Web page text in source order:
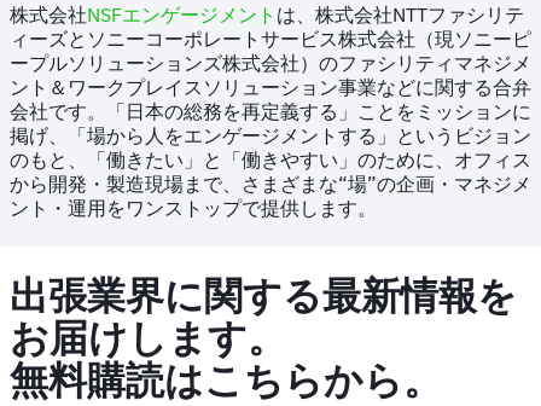
株式会社NSFエンゲージメント は、株式会社NTTファシリテ
ィーズとソニーコーポレートサービス株式会社（現ソニーピ
ープルソリューションズ株式会社）のファシリティマネジメ
ント＆ワークプレイスソリューション事業などに関する合弁
会社です。「日本の総務を再定義する」ことをミッションに
掲げ、「場から人をエンゲージメントする」というビジョン
のもと、「働きたい」と「働きやすい」のために、オフィス
から開発・製造現場まで、さまざまな“場”の企画・マネジメ
ント・運用をワンストップで提供します。
出張業界に関する最新情報を
お届けします。
無料購読はこちらから。